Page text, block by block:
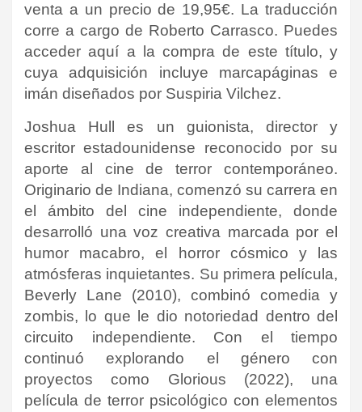
venta a un precio de 19,95€. La traducción
corre a cargo de Roberto Carrasco. Puedes
acceder aquí a la compra de este título, y
cuya adquisición incluye marcapáginas e
imán diseñados por Suspiria Vilchez.
Joshua Hull es un guionista, director y
escritor estadounidense reconocido por su
aporte al cine de terror contemporáneo.
Originario de Indiana, comenzó su carrera en
el ámbito del cine independiente, donde
desarrolló una voz creativa marcada por el
humor macabro, el horror cósmico y las
atmósferas inquietantes. Su primera película,
Beverly Lane (2010), combinó comedia y
zombis, lo que le dio notoriedad dentro del
circuito independiente. Con el tiempo
continuó explorando el género con
proyectos como Glorious (2022), una
película de terror psicológico con elementos